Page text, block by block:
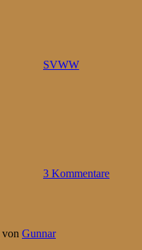
SVWW
3 Kommentare
von Gunnar